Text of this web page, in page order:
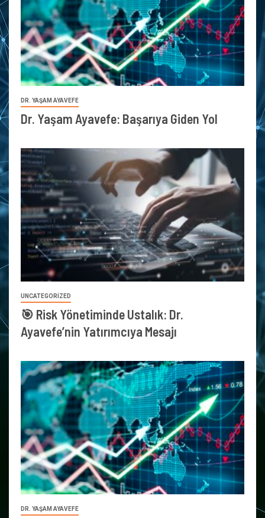
DR. YAŞAM AYAVEFE
Dr. Yaşam Ayavefe: Başarıya Giden Yol
UNCATEGORIZED
🎯 Risk Yönetiminde Ustalık: Dr.
Ayavefe’nin Yatırımcıya Mesajı
DR. YAŞAM AYAVEFE